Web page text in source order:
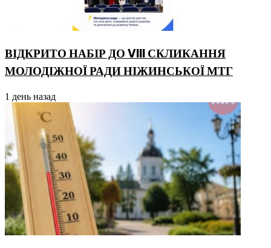
ВІДКРИТО НАБІР ДО VIII СКЛИКАННЯ
МОЛОДІЖНОЇ РАДИ НІЖИНСЬКОЇ МТГ
1 день назад